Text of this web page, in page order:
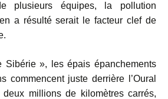
plusieurs équipes, la pollution
a résulté serait le facteur clef de
Sibérie », les épais épanchements
commencent juste derrière l’Oural
millions de kilomètres carrés,